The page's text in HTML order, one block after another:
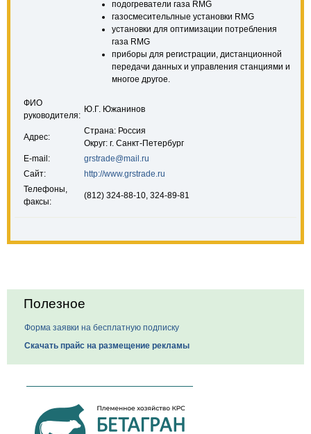
подогреватели газа RMG
газосмесительлные установки RMG
установки для оптимизации потребления
газа RMG
приборы для регистрации, дистанционной
передачи данных и управления станциями и
многое другое.
ФИО
руководителя:
Ю.Г. Южанинов
Адрес:
Страна: Россия
Округ: г. Санкт-Петербург
E-mail:
grstrade@mail.ru
Сайт:
http://www.grstrade.ru
Телефоны,
факсы:
(812) 324-88-10, 324-89-81
Полезное
Форма заявки на бесплатную подписку
Скачать прайс на размещение рекламы